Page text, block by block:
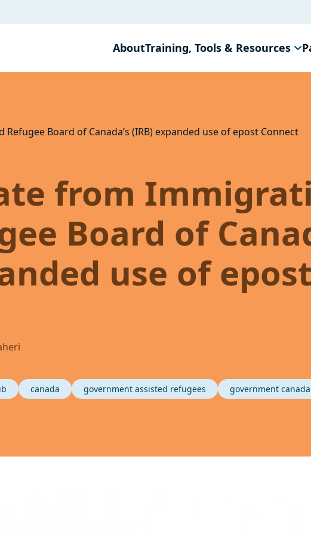
AboutTraining, Tools & Resources
Board of Canada’s (IRB) expanded use of epost Connect
from
Board of
use of
canada government assisted refugees
government canada